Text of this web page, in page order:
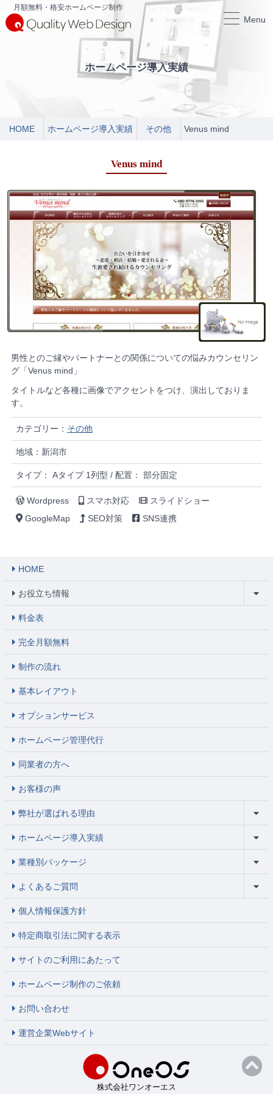
月額無料・格安ホームページ制作
Menu
ホームページ導入実績
HOME ホームページ導入実績 その他 Venus mind
Venus mind
男性とのご縁やパートナーとの関係についての悩みカウンセリン
グ「Venus mind」
タイトルなど各種に画像でアクセントをつけ、演出しておりま
す。
カテゴリー： その他
地域：新潟市
タイプ： Aタイプ 1列型 / 配置： 部分固定
Wordpress スマホ対応
スライドショー
GoogleMap
SEO対策 SNS連携
HOME
お役立ち情報
料金表
完全月額無料
制作の流れ
基本レイアウト
オプションサービス
ホームページ管理代行
同業者の方へ
お客様の声
弊社が選ばれる理由
ホームページ導入実績
業種別パッケージ
よくあるご質問
個人情報保護方針
特定商取引法に関する表示
サイトのご利用にあたって
ホームページ制作のご依頼
お問い合わせ
運営企業Webサイト
株式会社ワンオーエス